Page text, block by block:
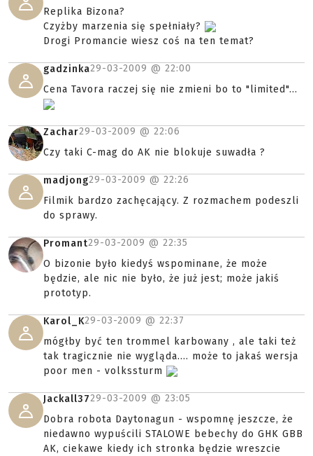
Replika Bizona?
Czyżby marzenia się spełniały?
Drogi Promancie wiesz coś na ten temat?
gadzinka29-03-2009 @ 22:00
Cena Tavora raczej się nie zmieni bo to "limited"...
Zachar29-03-2009 @ 22:06
Czy taki C-mag do AK nie blokuje suwadła ?
madjong29-03-2009 @ 22:26
Filmik bardzo zachęcający. Z rozmachem podeszli
do sprawy.
Promant29-03-2009 @ 22:35
O bizonie było kiedyś wspominane, że może
będzie, ale nic nie było, że już jest; może jakiś
prototyp.
Karol_K29-03-2009 @ 22:37
mógłby być ten trommel karbowany , ale taki też
tak tragicznie nie wygląda.... może to jakaś wersja
poor men - volkssturm
Jackall3729-03-2009 @ 23:05
Dobra robota Daytonagun - wspomnę jeszcze, że
niedawno wypuścili STALOWE bebechy do GHK GBB
AK, ciekawe kiedy ich stronka będzie wreszcie